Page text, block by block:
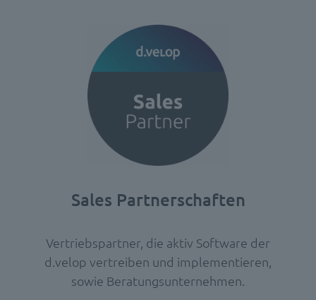
Sales Partnerschaften
Vertriebspartner, die aktiv Software der
d.velop vertreiben und implementieren,
sowie Beratungsunternehmen.